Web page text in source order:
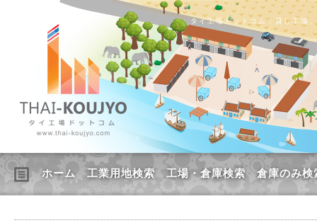
タイ工場ドットコム：貸し工場
ホーム 工業用地検索 工場・倉庫検索 倉庫のみ検